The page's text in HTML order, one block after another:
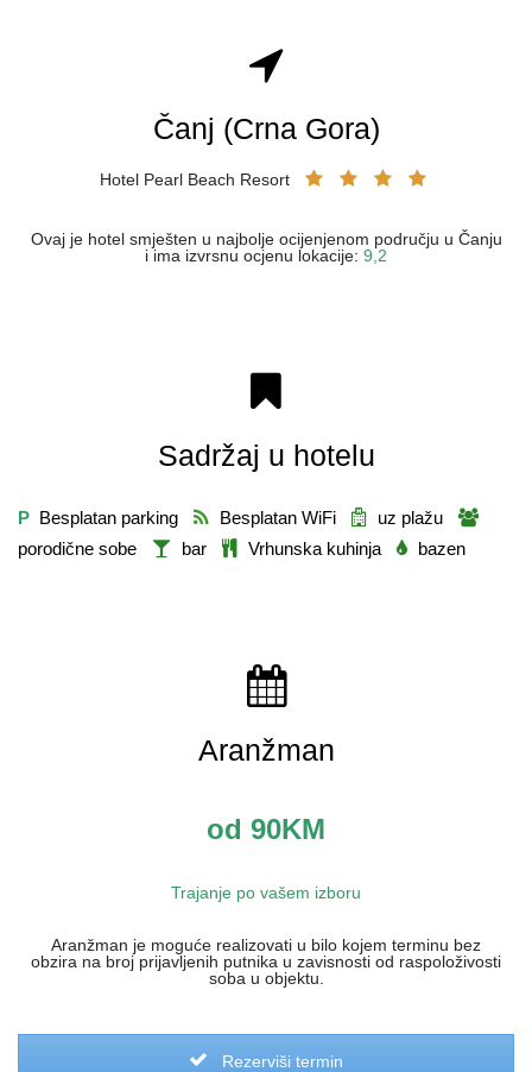
Čanj (Crna Gora)
Hotel Pearl Beach Resort
Ovaj je hotel smješten u najbolje ocijenjenom području u Čanju
i ima izvrsnu ocjenu lokacije: 9,2
Sadržaj u hotelu
P Besplatan parking Besplatan WiFi
uz plažu
porodične sobe
bar Vrhunska kuhinja bazen
Aranžman
od 90KM
Trajanje po vašem izboru
Aranžman je moguće realizovati u bilo kojem terminu bez
obzira na broj prijavljenih putnika u zavisnosti od raspoloživosti
soba u objektu.
Rezerviši termin